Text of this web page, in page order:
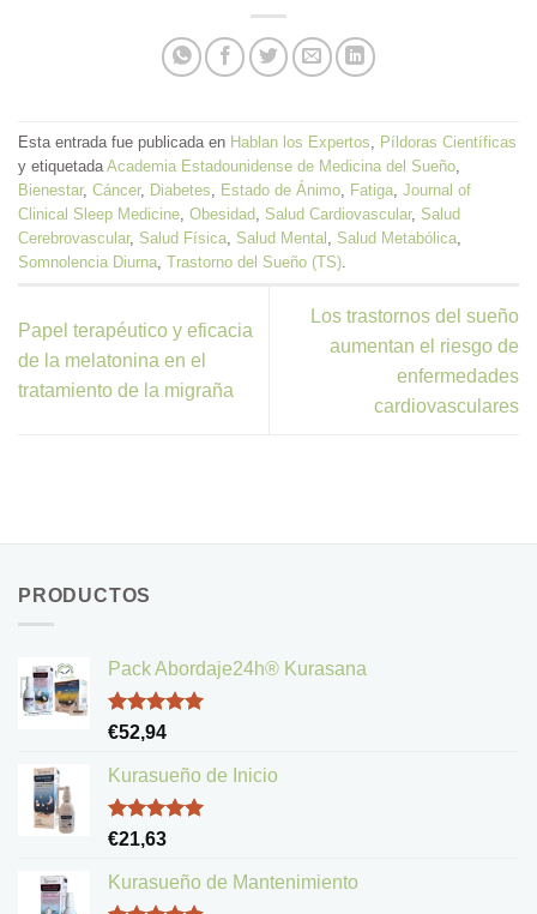
Esta entrada fue publicada en Hablan los Expertos
Píldoras Científicas
y etiquetada Academia Estadounidense de Medicina del Sueño
Bienestar, Cáncer, Diabetes Estado de Ánimo Fatiga Journal of
Clinical Sleep Medicine Obesidad Salud Cardiovascular, Salud
Cerebrovascular, Salud Física Salud Mental Salud Metabólica
Somnolencia Diurna Trastorno del Sueño (TS)
Papel terapéutico y eficacia
de la melatonina en el
tratamiento de la migraña
Los trastornos del sueño
aumentan el riesgo de
enfermedades
cardiovasculares
PRODUCTOS
Pack Abordaje24h® Kurasana
Valorado
de 5
€52,94
Kurasueño de Inicio
Valorado
de 5
€21,63
Kurasueño de Mantenimiento